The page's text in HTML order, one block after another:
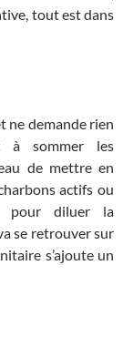
tout est dans
ne demande rien
à sommer les
de mettre en
actifs ou
pour diluer la
se retrouver sur
s’ajoute un